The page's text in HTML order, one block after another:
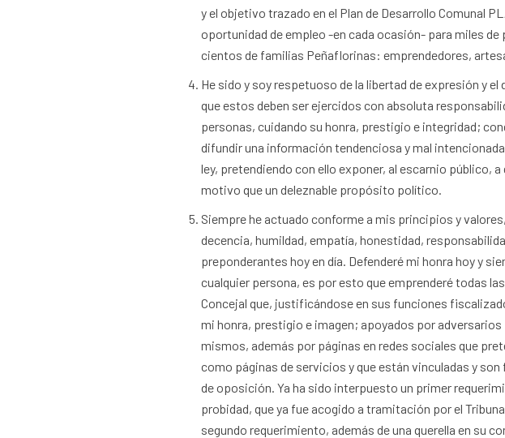
y el objetivo trazado en el Plan de Desarrollo Comunal
oportunidad de empleo -en cada ocasión- para miles
cientos de familias Peñaflorinas: emprendedores,
He sido y soy respetuoso de la libertad de expresión y
que estos deben ser ejercidos con absoluta
personas, cuidando su honra, prestigio e integridad;
difundir una información tendenciosa y mal
ley, pretendiendo con ello exponer, al escarnio público,
motivo que un deleznable propósito político.
Siempre he actuado conforme a mis principios y
decencia, humildad, empatía, honestidad,
preponderantes hoy en día. Defenderé mi honra hoy y
cualquier persona, es por esto que emprenderé todas
Concejal que, justificándose en sus funciones
mi honra, prestigio e imagen; apoyados por
mismos, además por páginas en redes sociales que
como páginas de servicios y que están vinculadas y
de oposición. Ya ha sido interpuesto un primer
probidad, que ya fue acogido a tramitación por el
segundo requerimiento, además de una querella en su